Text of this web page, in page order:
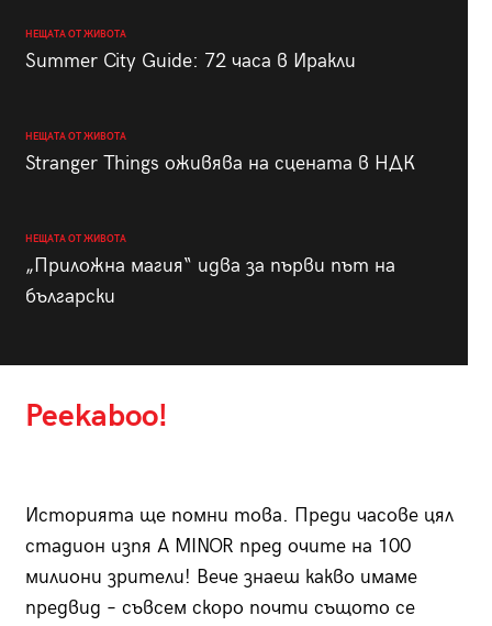
НЕЩАТА ОТ ЖИВОТА
Summer City Guide: 72 часа в Иракли
НЕЩАТА ОТ ЖИВОТА
Stranger Things оживява на сцената в НДК
НЕЩАТА ОТ ЖИВОТА
„Приложна магия“ идва за първи път на
български
Peekaboo!
Историята ще помни това. Преди часове цял
стадион изпя A MINOR пред очите на 100
милиони зрители! Вече знаеш какво имаме
предвид – съвсем скоро почти същото се